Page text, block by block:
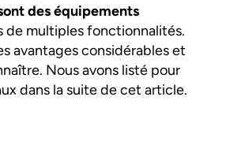
des équipements
de multiples fonctionnalités.
avantages considérables et
Nous avons listé pour
dans la suite de cet article.